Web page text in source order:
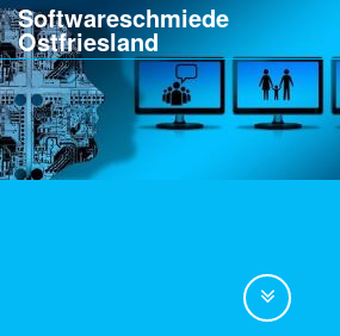
Softwareschmiede
Ostfriesland